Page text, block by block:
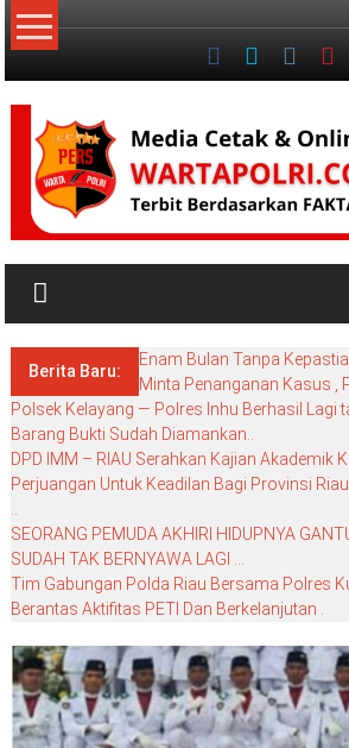
Lompat
ke
NKRI
BlogBerita Baru:
Enam Bulan Tanpa
Minta Penanganan Kasus ,
Polsek Kelayang — Polres Inhu Berhasil Lagi
Barang Bukti Sudah Diamankan..
DPD IMM – RIAU Serahkan Kajian Akademik
Perjuangan Untuk Keadilan Bagi Provinsi
SEORANG PEMUDA AKHIRI HIDUPNYA
SUDAH TAK BERNYAWA LAGI …
Tim Gabungan Polda Riau Bersama Polres
Berantas Aktifitas PETI Dan Berkelanjutan .